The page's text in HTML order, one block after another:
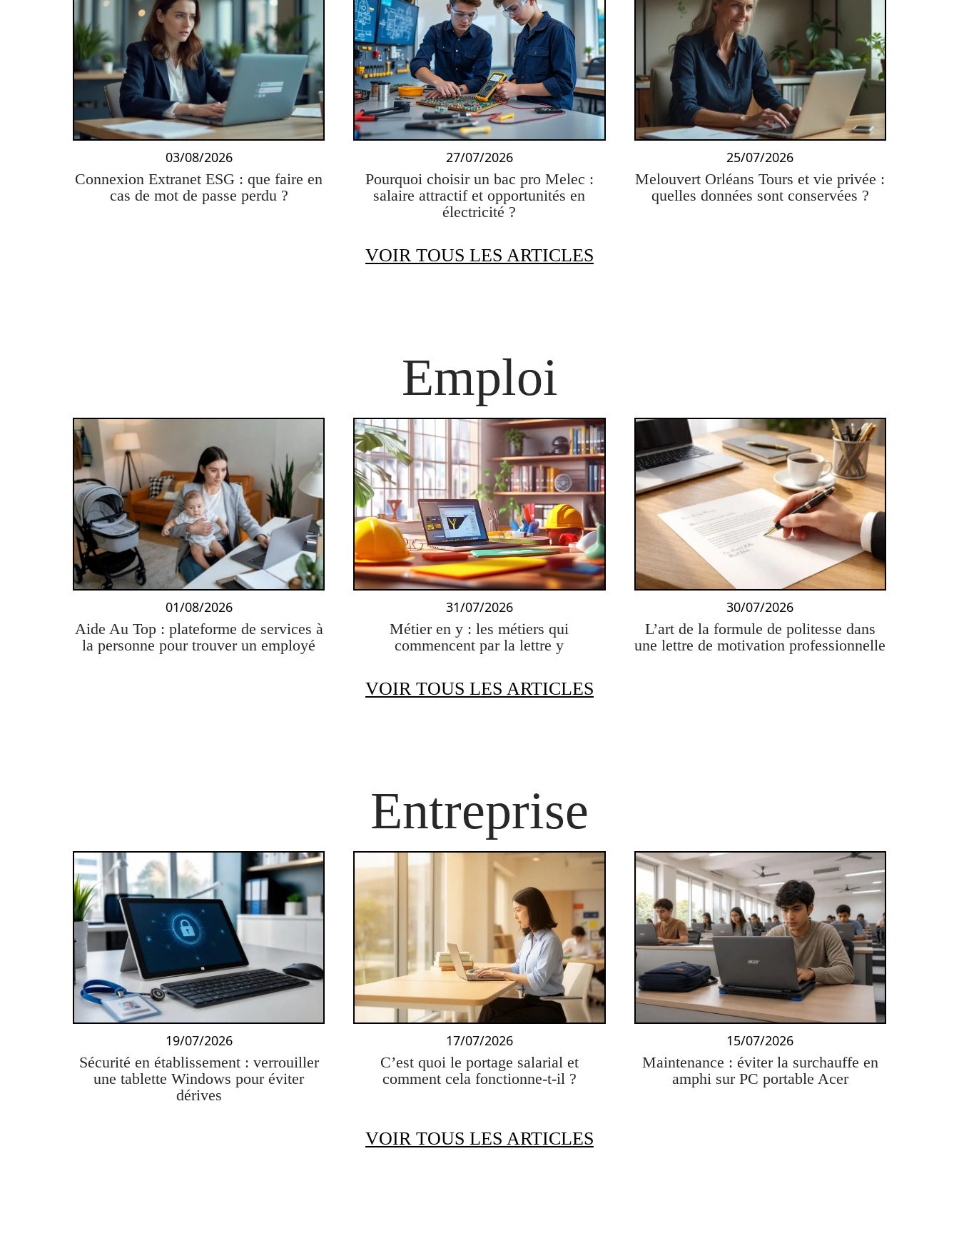
03/08/2026
Connexion Extranet ESG : que faire en
cas de mot de passe perdu ?
27/07/2026
Pourquoi choisir un bac pro Melec :
salaire attractif et opportunités en
électricité ?
25/07/2026
Melouvert Orléans Tours et vie privée :
quelles données sont conservées ?
VOIR TOUS LES ARTICLES
Emploi
01/08/2026
Aide Au Top : plateforme de services à
la personne pour trouver un employé
31/07/2026
Métier en y : les métiers qui
commencent par la lettre y
30/07/2026
L’art de la formule de politesse dans
une lettre de motivation professionnelle
VOIR TOUS LES ARTICLES
Entreprise
19/07/2026
Sécurité en établissement : verrouiller
une tablette Windows pour éviter
dérives
17/07/2026
C’est quoi le portage salarial et
comment cela fonctionne-t-il ?
15/07/2026
Maintenance : éviter la surchauffe en
amphi sur PC portable Acer
VOIR TOUS LES ARTICLES